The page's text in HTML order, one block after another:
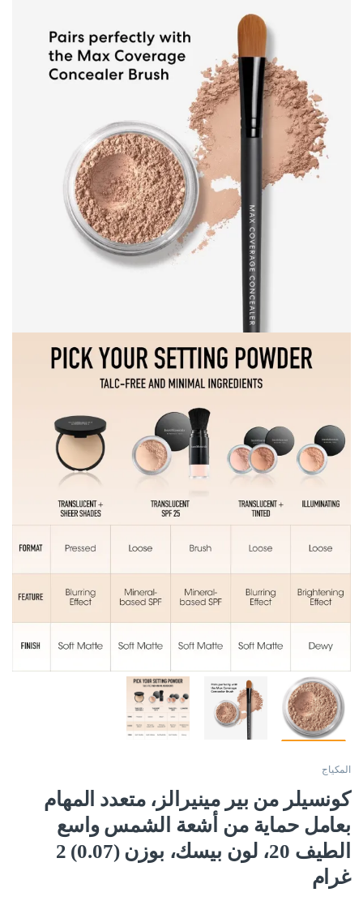
المكياج
كونسيلر من بير مينيرالز، متعدد المهام
بعامل حماية من أشعة الشمس واسع
الطيف 20، لون بيسك، بوزن (0.07) 2
غرام